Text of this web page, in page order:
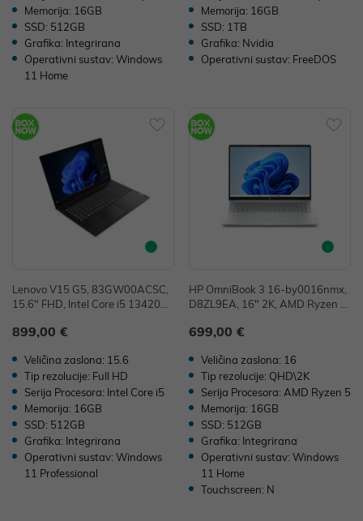
Memorija: 16GB
SSD: 512GB
Grafika: Integrirana
Operativni sustav: Windows
11 Home
Memorija: 16GB
SSD: 1TB
Grafika: Nvidia
Operativni sustav: FreeDOS
Lenovo V15 G5, 83GW00ACSC,
15.6" FHD, Intel Core i5 13420H,
UHD Graphics, 36mj
899,00 €
Veličina zaslona: 15.6
Tip rezolucije: Full HD
Serija Procesora: Intel Core i5
Memorija: 16GB
SSD: 512GB
Grafika: Integrirana
Operativni sustav: Windows
11 Professional
HP OmniBook 3 16-by0016nmx,
D8ZL9EA, 16" 2K, AMD Ryzen 5
tegrated Graphics
699,00 €
Veličina zaslona: 16
Tip rezolucije: QHD\2K
Serija Procesora: AMD Ryzen 5
Memorija: 16GB
SSD: 512GB
Grafika: Integrirana
Operativni sustav: Windows
11 Home
Touchscreen: N